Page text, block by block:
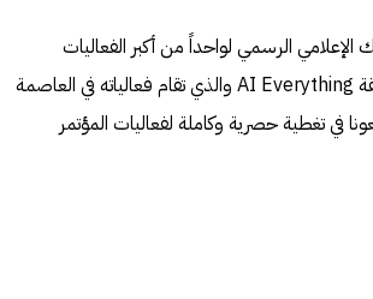
الرسمي لواحداً من أكبر الفعاليات
التكنولوجية في المنطقة AI Everything والذي تقام فعالياته في العاصمة
في تغطية حصرية وكاملة لفعاليات المؤتمر